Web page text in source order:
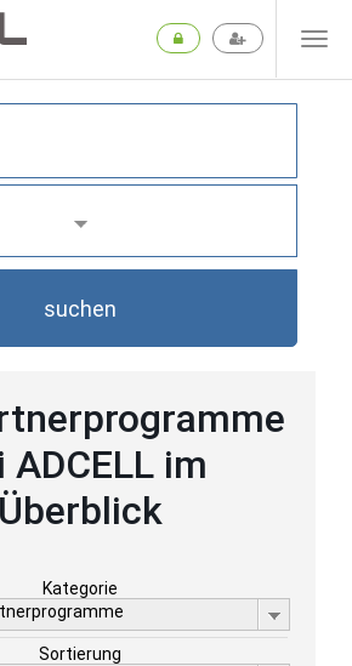
suchen
ADCELL im
Überblick
Kategorie
Sortierung